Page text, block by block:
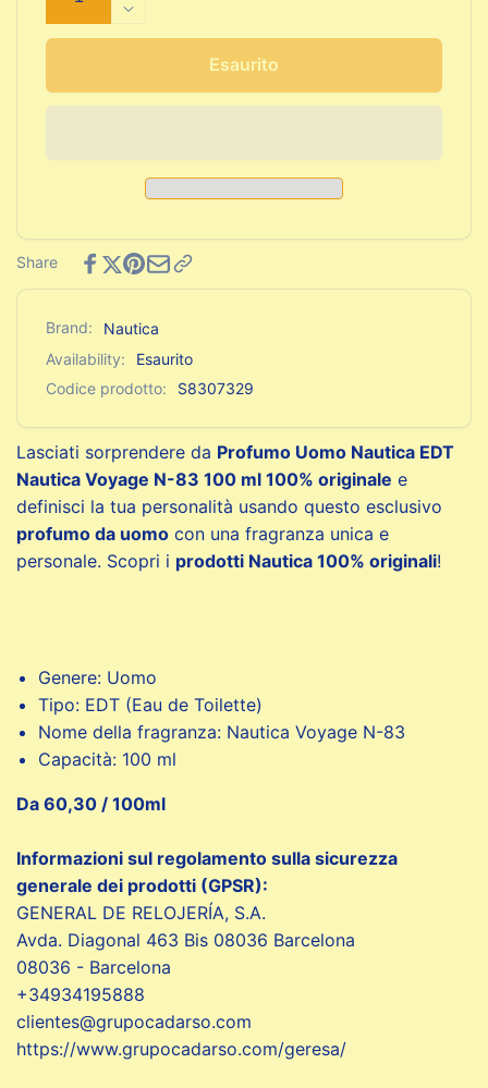
quantità
per
Voyage
N-
100
ml
Diminuisci
quantità
Profumo
Nautica
Voyage
83
100
ml
Esaurito
Share
Brand:
Nautica
Availability:
Esaurito
Codice prodotto:
S8307329
Lasciati sorprendere da Profumo Uomo Nautica EDT
Nautica Voyage N-83 100 ml 100% originale e
definisci la tua personalità usando questo esclusivo
profumo da uomo con una fragranza unica e
personale. Scopri i prodotti Nautica 100% originali!
Genere: Uomo
Tipo: EDT (Eau de Toilette)
Nome della fragranza: Nautica Voyage N-83
Capacità: 100 ml
Da 60,30 / 100ml
Informazioni sul regolamento sulla sicurezza
generale dei prodotti (GPSR):
GENERAL DE RELOJERÍA, S.A.
Avda. Diagonal 463 Bis 08036 Barcelona
08036 - Barcelona
+34934195888
clientes@grupocadarso.com
https://www.grupocadarso.com/geresa/